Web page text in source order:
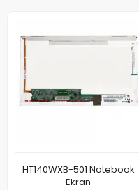
HT140WXB-501 Notebook
Ekran